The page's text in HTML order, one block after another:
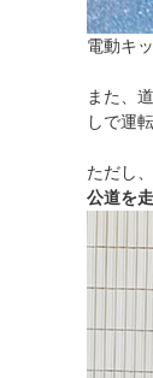
電動キ
また、
しで運
ただし
公道を